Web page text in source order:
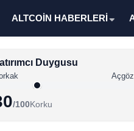
ALTCOİN HABERLERİ
Duygusu
/100Korku